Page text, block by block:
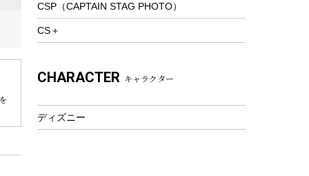
ウェルネス
フィットネス
アクセサリー
CSP（CAPTAIN STAG PHOTO）
CS＋
CHARACTER キャラクター
ディズニー